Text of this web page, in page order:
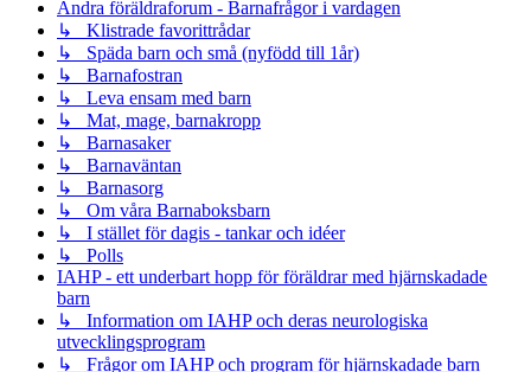
Andra föräldraforum - Barnafrågor i vardagen
↳ Klistrade favorittrådar
↳ Späda barn och små (nyfödd till 1år)
↳ Barnafostran
↳ Leva ensam med barn
↳ Mat, mage, barnakropp
↳ Barnasaker
↳ Barnaväntan
↳ Barnasorg
↳ Om våra Barnaboksbarn
↳ I stället för dagis - tankar och idéer
↳ Polls
IAHP - ett underbart hopp för föräldrar med hjärnskadade
barn
↳ Information om IAHP och deras neurologiska
utvecklingsprogram
↳ Frågor om IAHP och program för hjärnskadade barn